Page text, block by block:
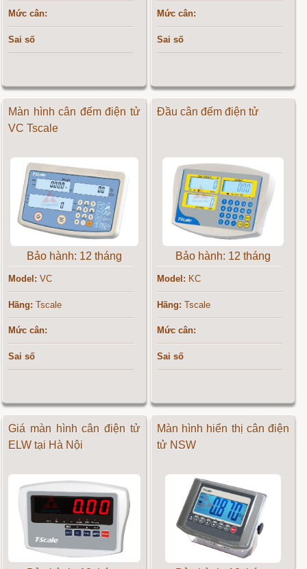
Mức cân:
Sai số
Mức cân:
Sai số
Màn hình cân đếm điện tử
VC Tscale
Bảo hành: 12 tháng
Model: VC
Hãng: Tscale
Mức cân:
Sai số
Đầu cân đếm điện tử
Bảo hành: 12 tháng
Model: KC
Hãng: Tscale
Mức cân:
Sai số
Giá màn hình cân điện tử
ELW tại Hà Nội
Màn hình hiển thị cân điện
tử NSW